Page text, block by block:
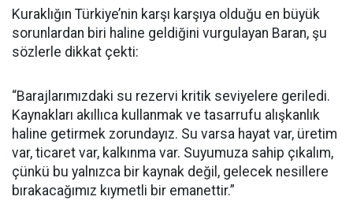
Kuraklığın Türkiye’nin karşı karşıya olduğu en büyük
sorunlardan biri haline geldiğini vurgulayan Baran, şu
sözlerle dikkat çekti:
“Barajlarımızdaki su rezervi kritik seviyelere geriledi.
Kaynakları akıllıca kullanmak ve tasarrufu alışkanlık
haline getirmek zorundayız. Su varsa hayat var, üretim
var, ticaret var, kalkınma var. Suyumuza sahip çıkalım,
çünkü bu yalnızca bir kaynak değil, gelecek nesillere
bırakacağımız kıymetli bir emanettir.”